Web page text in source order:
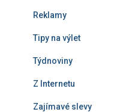
Reklamy
Tipy na výlet
Týdnoviny
Z Internetu
Zajímavé slevy